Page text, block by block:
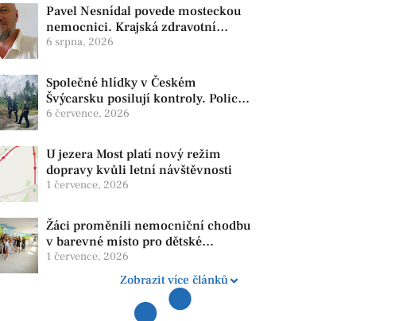
Pavel Nesnídal povede mosteckou
nemocnici. Krajská zdravotní
oznámila změnu ve vedení
6 srpna, 2026
Společné hlídky v Českém
Švýcarsku posilují kontroly. Policie
dohlíží na bezpečnost i ochranu
6 července, 2026
U jezera Most platí nový režim
dopravy kvůli letní návštěvnosti
1 července, 2026
Žáci proměnili nemocniční chodbu
v barevné místo pro dětské
pacienty
1 července, 2026
Zobrazit více článků